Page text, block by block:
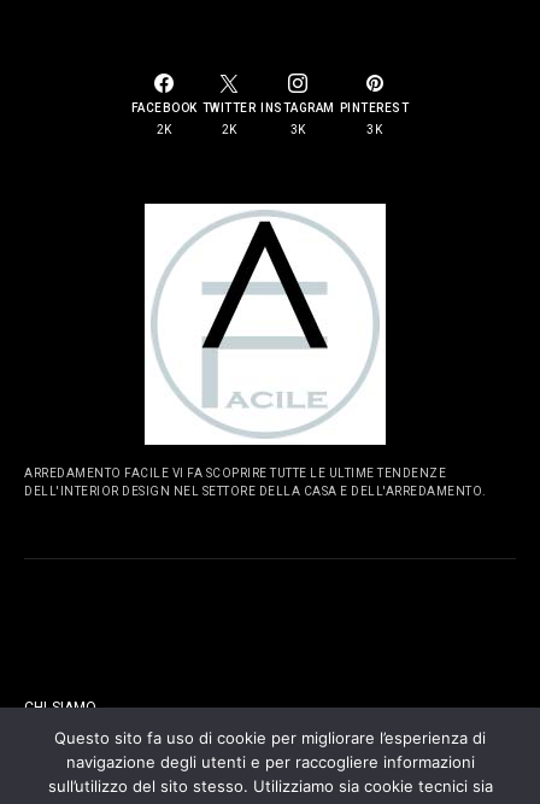
FACEBOOK
2K
TWITTER
2K
INSTAGRAM
3K
PINTEREST
3K
ARREDAMENTO FACILE VI FA SCOPRIRE TUTTE LE ULTIME TENDENZE
DELL'INTERIOR DESIGN NEL SETTORE DELLA CASA E DELL'ARREDAMENTO.
CHI SIAMO
CONTATTI
Questo sito fa uso di cookie per migliorare l’esperienza di
navigazione degli utenti e per raccogliere informazioni
sull’utilizzo del sito stesso. Utilizziamo sia cookie tecnici sia